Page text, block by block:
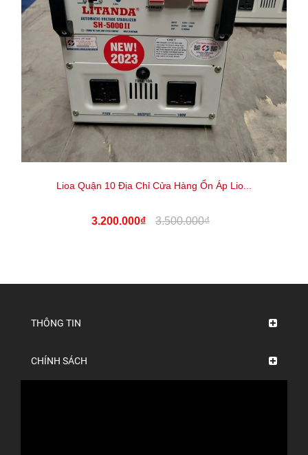
Lioa Quận 10 Địa Chỉ Cửa Hàng Ổn Áp Lio...
3.200.000₫ 3.500.000₫
THÔNG TIN
CHÍNH SÁCH